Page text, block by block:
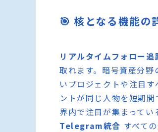
🎯 核となる機能の
リアルタイムフォロー追
取れます。暗号資産分
いプロジェクトや注目
ントが同じ人物を短期
界内で注目が集まってい
Telegram統合 すべて